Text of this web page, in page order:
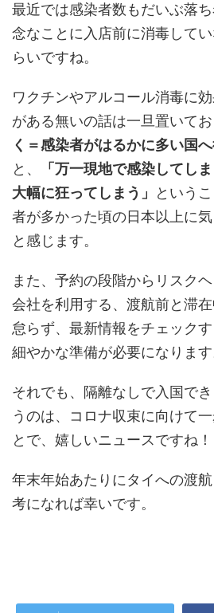
最近では感染者数もだいぶ落
念なことに入店前に消毒して
らいですね。
ワクチンやアルコール消毒に
がある無いの話は一旦置いて
く＝感染者がはるかに多い国へ
と、
「万一現地で感染してし
大幅に狂ってしまう」
という
者が多かった頃の日本以上に
と感じます。
また、予約の段階からリスク
会社を利用する、渡航前と滞
怠らず、最新情報をチェック
細やかな準備が必要になります
それでも、隔離なしで入国で
うのは、コロナ収束に向けて
とで、嬉しいニュースですね！
年末年始あたりにタイへの渡
考になれば幸いです。